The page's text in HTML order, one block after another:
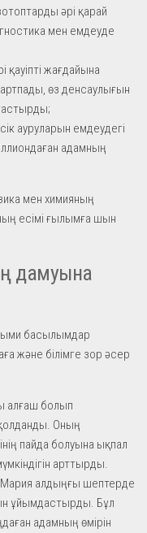
әрі қарай
мен емдеуде
жағдайына
өз денсаулығын
ауруларын емдеудегі
адамның
мен химияның
есімі ғылымға шын
дамуына
басылымдар
және білімге зор әсер
алғаш болып
Оның
пайда болуына ықпал
арттырды.
Мария алдыңғы шептерде
ұйымдастырды. Бұл
адамның өмірін